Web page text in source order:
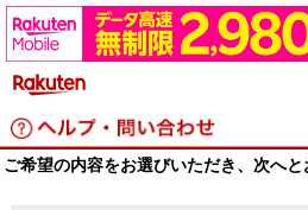
ご希望の内容をお選びいただき、次へと